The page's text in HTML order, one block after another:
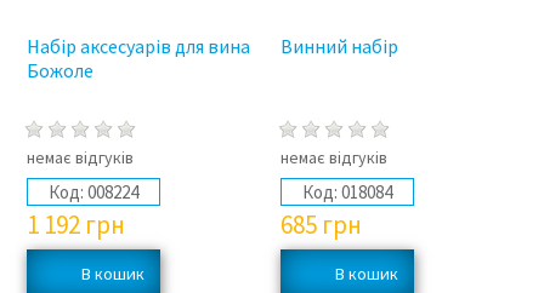
Набір аксесуарів для вина
Божоле
немає відгуків
Код: 008224
1 192 грн
Винний набір
немає відгуків
Код: 018084
685 грн